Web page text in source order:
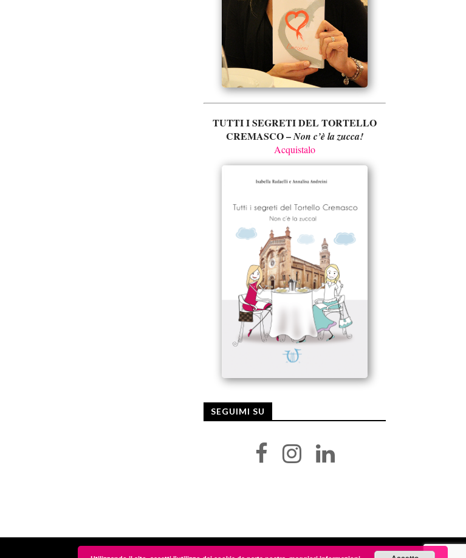
TUTTI I SEGRETI DEL TORTELLO
CREMASCO –Non c’è la zucca!
Acquistalo
SEGUIMI SU